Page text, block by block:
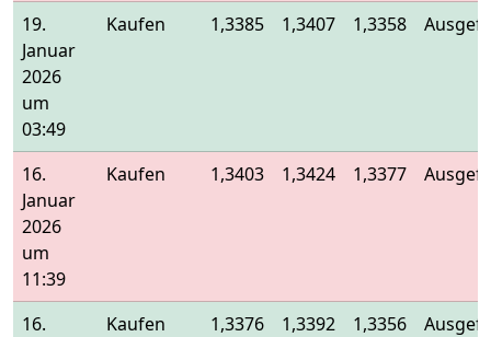
19.
Januar
2026
um
03:49
Kaufen 1,3385 1,3407 1,3358
16.
Januar
2026
um
11:39
Kaufen 1,3403 1,3424 1,3377
16.
Kaufen 1,3376 1,3392 1,3356